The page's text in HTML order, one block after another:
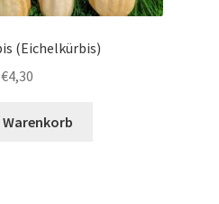
(Eichelkürbis)
€4,30
Warenkorb